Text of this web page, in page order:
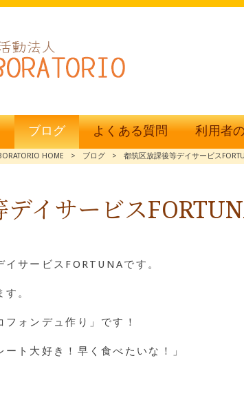
ブログ よくある質問 利用者
HOME > ブログ > 都筑区放課後等デイサービス
イサービス
サービスFORTUNAです。
。
ォンデュ作り」です！
ト大好き！早く食べたいな！」